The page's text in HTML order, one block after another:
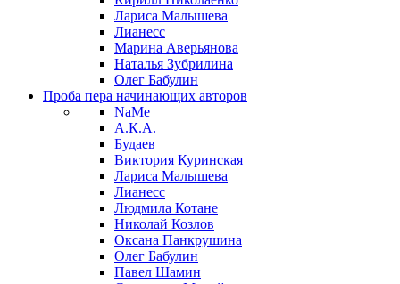
Лариса Малышева
Лианесс
Марина Аверьянова
Наталья Зубрилина
Олег Бабулин
Проба пера начинающих авторов
NaMe
А.К.А.
Будаев
Виктория Куринская
Лариса Малышева
Лианесс
Людмила Котане
Николай Козлов
Оксана Панкрушина
Олег Бабулин
Павел Шамин